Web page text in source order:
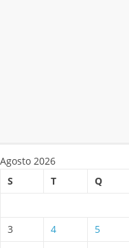
Agosto 2026
S
T Q
3
4 5